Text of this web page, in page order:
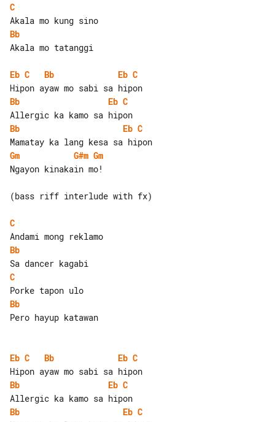
C
Bb
Akala mo tatanggi
Eb C Bb Eb C
Bb
Eb C
Bb
Eb C
Gm
G#m Gm
Ngayon kinakain mo!
(bass riff interlude with fx)
C
Bb
C
Bb
Pero hayup katawan
Eb C Bb Eb C
Bb
Eb C
Bb
Eb C